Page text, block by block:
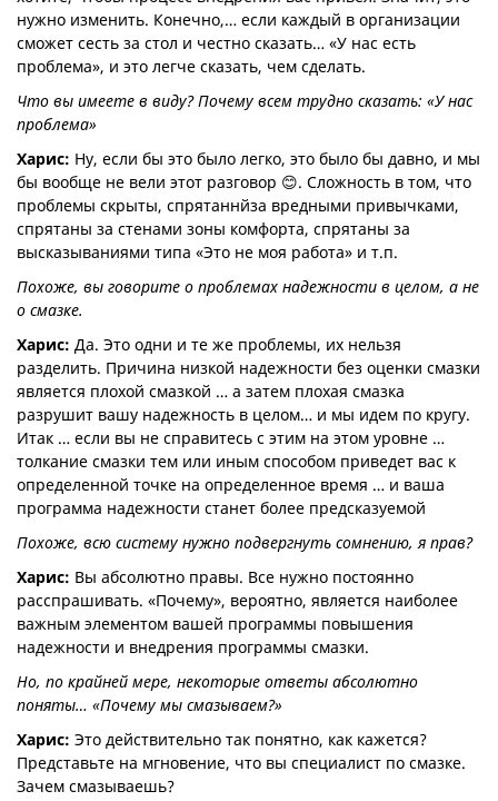
нужно изменить. Конечно,… если каждый в организации
сможет сесть за стол и честно сказать… «У нас есть
проблема», и это легче сказать, чем сделать.
Что вы имеете в виду? Почему всем трудно сказать: «У нас
проблема»
Харис: Ну, если бы это было легко, это было бы давно, и мы
бы вообще не вели этот разговор 😊. Сложность в том, что
проблемы скрыты, спрятаннйза вредными привычками,
спрятаны за стенами зоны комфорта, спрятаны за
высказываниями типа «Это не моя работа» и т.п.
Похоже, вы говорите о проблемах надежности в целом, а не
о смазке.
Харис: Да. Это одни и те же проблемы, их нельзя
разделить. Причина низкой надежности без оценки смазки
является плохой смазкой … а затем плохая смазка
разрушит вашу надежность в целом… и мы идем по кругу.
Итак … если вы не справитесь с этим на этом уровне …
толкание смазки тем или иным способом приведет вас к
определенной точке на определенное время … и ваша
программа надежности станет более предсказуемой
Похоже, всю систему нужно подвергнуть сомнению, я прав?
Харис: Вы абсолютно правы. Все нужно постоянно
расспрашивать. «Почему», вероятно, является наиболее
важным элементом вашей программы повышения
надежности и внедрения программы смазки.
Но, по крайней мере, некоторые ответы абсолютно
поняты… «Почему мы смазываем?»
Харис: Это действительно так понятно, как кажется?
Представьте на мгновение, что вы специалист по смазке.
Зачем смазываешь?